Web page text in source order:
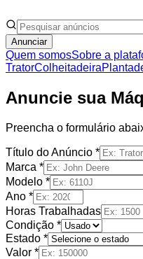
Anunciar
Quem somosSobre a
TratorColheitadeira
Anuncie sua
Preencha o formulário
Título do Anúncio *
Marca *
Modelo *
Ano *
Horas Trabalhadas
Condição *
Estado *
Valor *